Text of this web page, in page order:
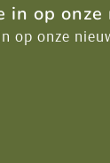
in op
op onze